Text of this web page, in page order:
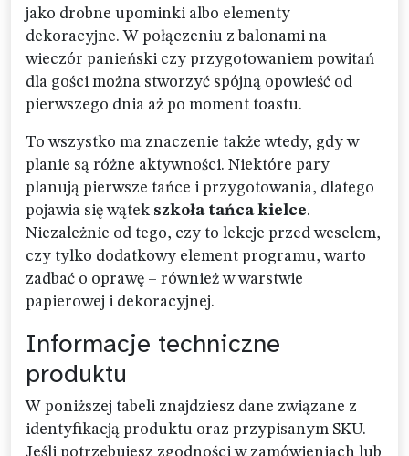
jako drobne upominki albo elementy
dekoracyjne. W połączeniu z balonami na
wieczór panieński czy przygotowaniem powitań
dla gości można stworzyć spójną opowieść od
pierwszego dnia aż po moment toastu.
To wszystko ma znaczenie także wtedy, gdy w
planie są różne aktywności. Niektóre pary
planują pierwsze tańce i przygotowania, dlatego
pojawia się wątek szkoła tańca kielce.
Niezależnie od tego, czy to lekcje przed weselem,
czy tylko dodatkowy element programu, warto
zadbać o oprawę – również w warstwie
papierowej i dekoracyjnej.
Informacje techniczne
produktu
W poniższej tabeli znajdziesz dane związane z
identyfikacją produktu oraz przypisanym SKU.
Jeśli potrzebujesz zgodności w zamówieniach lub